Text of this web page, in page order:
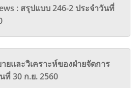
: สรุปแบบ 246-2 ประจำวันที่
ยและวิเคราะห์ของฝ่ายจัดการ
30 ก.ย. 2560